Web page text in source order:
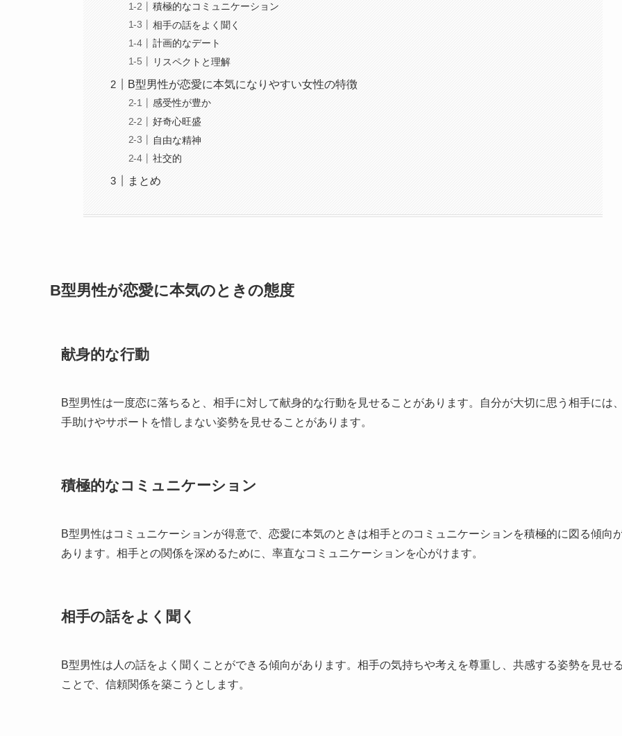
積極的なコミュニケーション
相手の話をよく聞く
計画的なデート
リスペクトと理解
B型男性が恋愛に本気になりやすい女性の特徴
感受性が豊か
好奇心旺盛
自由な精神
社交的
まとめ
B型男性が恋愛に本気のときの態度
献身的な行動
B型男性は一度恋に落ちると、相手に対して献身的な行動を見せることがあります。自分が大切に思う相手には
手助けやサポートを惜しまない姿勢を見せることがあります。
積極的なコミュニケーション
B型男性はコミュニケーションが得意で、恋愛に本気のときは相手とのコミュニケーションを積極的に図る傾向
あります。相手との関係を深めるために、率直なコミュニケーションを心がけます。
相手の話をよく聞く
B型男性は人の話をよく聞くことができる傾向があります。相手の気持ちや考えを尊重し、共感する姿勢を見せ
ことで、信頼関係を築こうとします。